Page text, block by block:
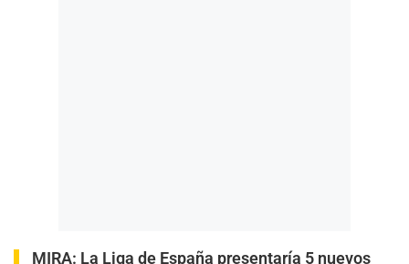
MIRA: La Liga de España presentaría 5 nuevos